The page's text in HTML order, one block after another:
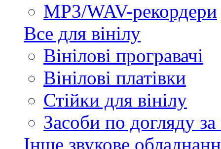
MP3/WAV-рекордери
Все для вінілу
Вінілові програвачі
Вінілові платівки
Стійки для вінілу
Засоби по догляду за
Інше звукове